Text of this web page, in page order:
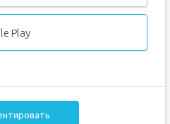
Play